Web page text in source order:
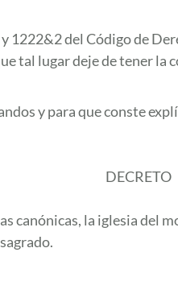
1222&2 del Código de
tal lugar deje de tener la
y para que conste
DECRETO
canónicas, la iglesia del